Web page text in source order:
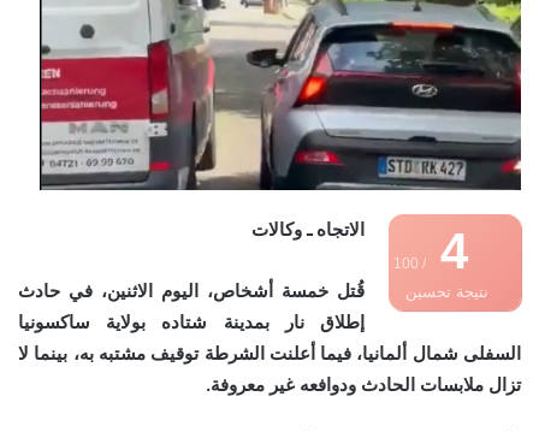
4
/ 100
نتيجة تحسين
الاتجاه ـ وكالات
قُتل خمسة أشخاص، اليوم الاثنين، في حادث
إطلاق نار بمدينة شتاده بولاية ساكسونيا
السفلى شمال ألمانيا، فيما أعلنت الشرطة توقيف مشتبه به، بينما لا
تزال ملابسات الحادث ودوافعه غير معروفة.